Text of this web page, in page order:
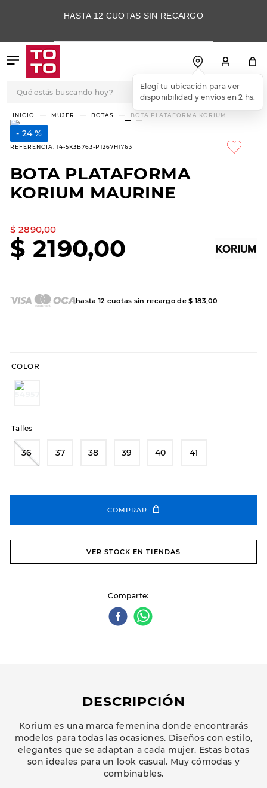
HASTA 12 CUOTAS SIN RECARGO
Elegí tu ubicación para ver
disponibilidad y envíos en 2 hs.
MUJER BOTAS
BOTA PLATAFORMA KORIUM
MAURINE
24 %
REFERENCIA: 14-5K3B763-P1267H1763
BOTA PLATAFORMA
KORIUM MAURINE
$ 2890,00
$ 2190,00
hasta 12 cuotas sin recargo de$ 183 ,00
COLOR
Talles
36 37 38 39 40 41
COMPRAR
VER STOCK EN TIENDAS
Comparte
DESCRIPCIÓN
Korium es una marca femenina donde encontrarás
modelos para todas las ocasiones. Diseños con estilo,
elegantes que se adaptan a cada mujer. Estas botas
son ideales para un look casual. Muy cómodas y
combinables.
TÉRMINOS MÁS
BUSCADOS
3
skechers slip-ins